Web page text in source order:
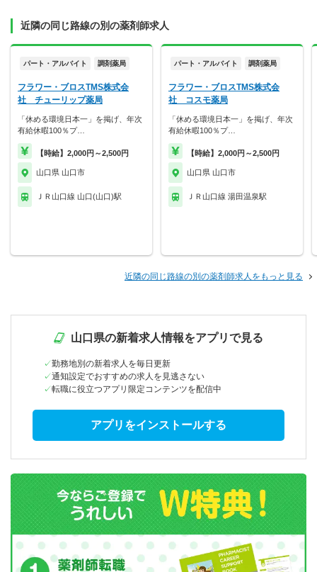
近隣の同じ路線の別の薬剤師求人
パート・アルバイト 調剤薬局
フラワー・ブロスTMS株式会
社 チューリップ薬局
「休める環境日本一」を掲げ、年次
有給休暇100％プ…
【時給】2,000円～2,500円
山口県 山口市
ＪＲ山口線 山口(山口)駅
パート・アルバイト 調剤薬局
フラワー・ブロスTMS株式会
社 コスモ薬局
「休める環境日本一」を掲げ、年次
有給休暇100％プ…
【時給】2,000円～2,500円
山口県 山口市
ＪＲ山口線 湯田温泉駅
近隣の同じ路線の別の薬剤師求人をもっと見る
山口県の新着求人情報をアプリで見る
勤務地別の新着求人を毎日更新
通知設定でおすすめの求人を見逃さない
転職に役立つアプリ限定コンテンツを配信中
アプリをインストールする